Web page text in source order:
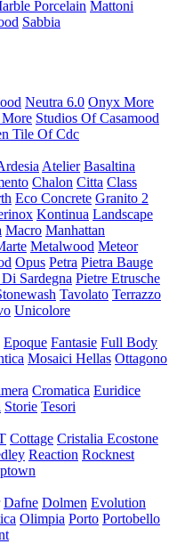
Porcelain Mattoni
Sabbia
Neutra 6.0 Onyx More
More Studios Of Casamood
Tile Of Cdc
Atelier Basaltina
Chalon Citta Class
Eco Concrete Granito 2
Kontinua Landscape
Macro Manhattan
Metalwood Meteor
Opus Petra Pietra Bauge
Sardegna Pietre Etrusche
Tavolato Terrazzo
Unicolore
Epoque Fantasie Full Body
Mosaici Hellas Ottagono
Cromatica Euridice
Storie Tesori
Cottage Cristalia Ecostone
Reaction Rocknest
Dafne Dolmen Evolution
Olimpia Porto Portobello